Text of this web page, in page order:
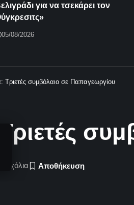
για να τσεκάρει τον
05/08/2026
Τριετές συμβόλαιο σε Παπαγεωργίου
Σχόλια